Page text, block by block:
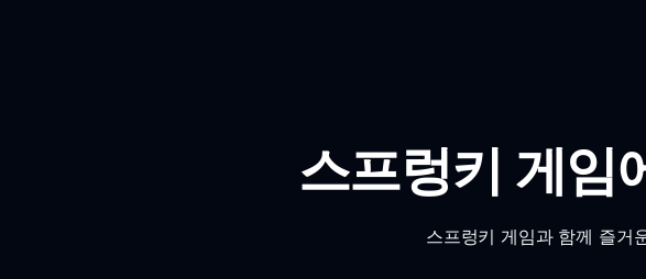
스프렁키 게임
스프렁키 게임과 함께 즐거